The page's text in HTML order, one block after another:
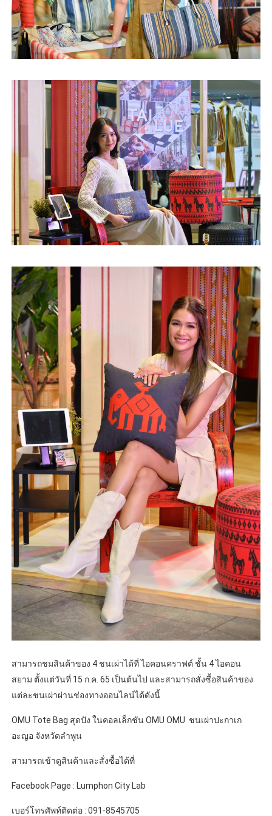
สามารถชมสินค้าของ 4 ชนเผ่าได้ที่ ไอคอนคราฟต์ ชั้น 4 ไอคอน
สยาม ตั้งแต่วันที่ 15 ก.ค. 65 เป็นต้นไป และสามารถสั่งซื้อสินค้าของ
แต่ละชนเผ่าผ่านช่องทางออนไลน์ได้ดังนี้
OMU Tote Bag สุดปัง ในคอลเล็กชัน OMU OMU ชนเผ่าปะกาเก
อะญอ จังหวัดลำพูน
สามารถเข้าดูสินค้าและสั่งซื้อได้ที่
Facebook Page : Lumphon City Lab
เบอร์โทรศัพท์ติดต่อ : 091-8545705